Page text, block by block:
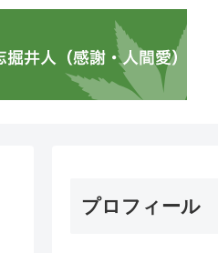
プロフィール